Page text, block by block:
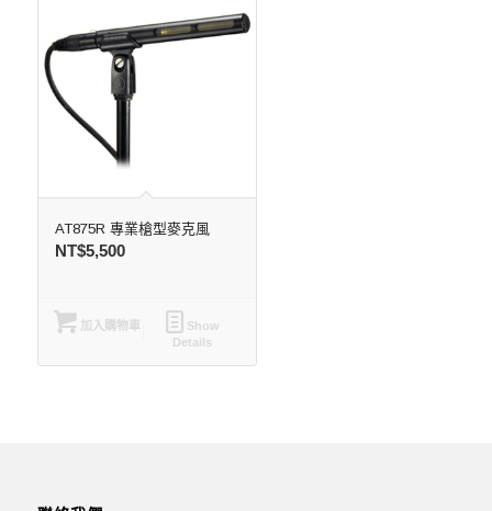
AT875R 專業槍型麥克風
NT$5,500
加入購物車
Show
Details